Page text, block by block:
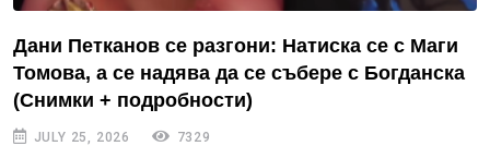
Дани Петканов се разгони: Натиска се с Маги
Томова, а се надява да се събере с Богданска
(Снимки + подробности)
JULY 25, 2026 7329